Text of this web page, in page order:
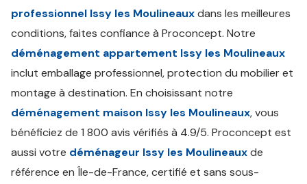
professionnel Issy les Moulineauxdans les meilleures
conditions, faites confiance à Proconcept. Notre
déménagement appartement Issy les Moulineaux
inclut emballage professionnel, protection du mobilier et
montage à destination. En choisissant notre
déménagement maison Issy les Moulineaux, vous
bénéficiez de 1 800 avis vérifiés à 4.9/5. Proconcept est
aussi votre déménageur Issy les Moulineauxde
référence en Île-de-France, certifié et sans sous-